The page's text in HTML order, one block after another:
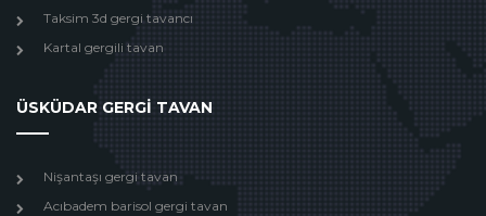
Taksim 3d gergi tavancı
Kartal gergili tavan
ÜSKÜDAR GERGİ TAVAN
Nişantaşı gergi tavan
Acıbadem barisol gergi tavan